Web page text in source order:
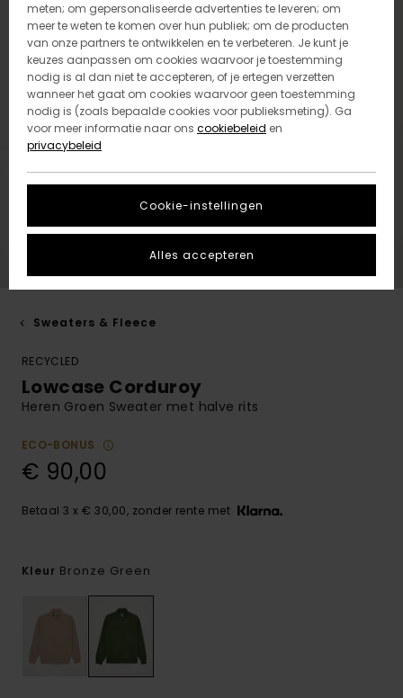
Sweaters & Fleece
RECYCLED
Lowcase Corduroy
Heren Groen Sweater met halve rits
ECO-BONUS
€ 90,00
Betaal 3 x € 30,00, zonder rente met
Kleur Bronze Green
meten; om gepersonaliseerde advertenties te leveren; om
meer te weten te komen over hun publiek; om de producten
van onze partners te ontwikkelen en te verbeteren. Je kunt je
keuzes aanpassen om cookies waarvoor je toestemming
nodig is al dan niet te accepteren, of je ertegen verzetten
wanneer het gaat om cookies waarvoor geen toestemming
nodig is (zoals bepaalde cookies voor publieksmeting). Ga
voor meer informatie naar ons cookiebeleid en
privacybeleid
Cookie-instellingen
Alles accepteren